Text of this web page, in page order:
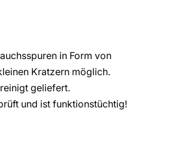
in Form von
Kratzern möglich.
geliefert.
und ist funktionstüchtig!